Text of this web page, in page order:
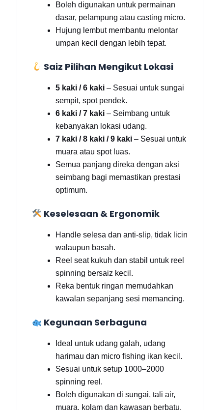
Boleh digunakan untuk permainan
dasar, pelampung atau casting micro.
Hujung lembut membantu melontar
umpan kecil dengan lebih tepat.
Saiz Pilihan Mengikut Lokasi
5 kaki / 6 kaki– Sesuai untuk sungai
sempit, spot pendek.
6 kaki / 7 kaki– Seimbang untuk
kebanyakan lokasi udang.
7 kaki / 8 kaki / 9 kaki– Sesuai untuk
muara atau spot luas.
Semua panjang direka dengan aksi
seimbang bagi memastikan prestasi
optimum.
Keselesaan & Ergonomik
Handle selesa dan anti-slip, tidak licin
walaupun basah.
Reel seat kukuh dan stabil untuk reel
spinning bersaiz kecil.
Reka bentuk ringan memudahkan
kawalan sepanjang sesi memancing.
Kegunaan Serbaguna
Ideal untuk udang galah, udang
harimau dan micro fishing ikan kecil.
Sesuai untuk setup 1000–2000
spinning reel.
Boleh digunakan di sungai, tali air,
muara, kolam dan kawasan berbatu.